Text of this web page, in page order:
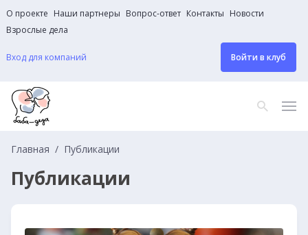
О проекте Наши партнеры Вопрос-ответ Контакты Новости
Взрослые дела
Вход для компаний Войти в клуб
Главная Публикации
Публикации